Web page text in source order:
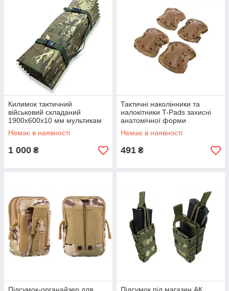
Килимок тактичний
військовий складаний
1900х600х10 мм мультикам
Немає в наявності
1 000 ₴
Тактичні наколінники та
налокітники T-Pads захисні
анатомічної форми
мультикам
Немає в наявності
491 ₴